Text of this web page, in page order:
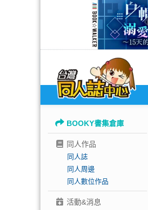
BOOKY書集倉庫
同人作品
同人誌
同人周邊
同人數位作品
活動&消息